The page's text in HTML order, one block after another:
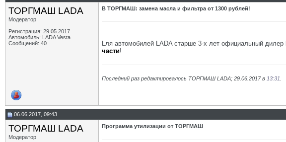
ТОРГМАШ LADA
Модератор
Регистрация: 29.05.2017
Автомобиль: LADA Vesta
Сообщений: 40
В ТОРГМАШ: замена масла и фильтра от 1300 рублей!
Lля автомобилей LADA старше 3-х лет официальный дилер
части!
Последний раз редактировалось ТОРГМАШ LADA; 29.06.2017 в 13:31
06.06.2017, 09:43
ТОРГМАШ LADA
Модератор
Программа утилизации от ТОРГМАШ